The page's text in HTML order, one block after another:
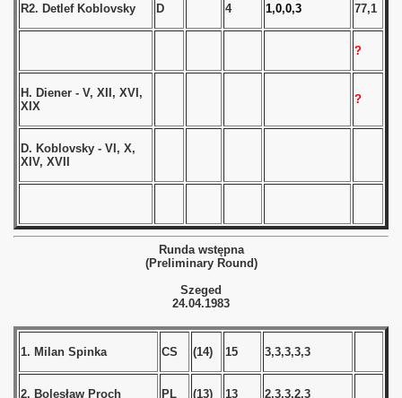
R2. Detlef Koblovsky D 4 1,0,0,3 77,1
?
H. Diener - V, XII, XVI,
XIX
?
D. Koblovsky - VI, X,
XIV, XVII
Runda wstępna
(Preliminary Round)
Szeged
24.04.1983
1. Milan Spinka CS (14) 15 3,3,3,3,3
2. Bolesław Proch PL (13) 13 2,3,3,2,3
- 1960
- 1961
- 1962
- 1963
- 1964
- 1968
- 1969